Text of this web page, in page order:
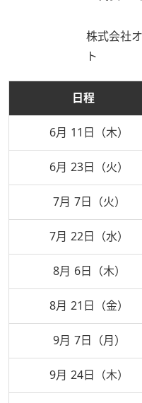
株式会社
ト
日程
6月 11日（木）
6月 23日（火）
7月 7日（火）
7月 22日（水）
8月 6日（木）
8月 21日（金）
9月 7日（月）
9月 24日（木）